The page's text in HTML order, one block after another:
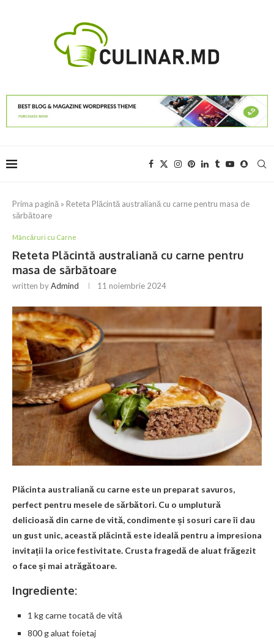
Prima pagină » Reteta Plăcintă australiană cu carne pentru masa de
sărbătoare
Mâncăruri cu Carne
Reteta Plăcintă australiană cu carne pentru
masa de sărbătoare
written byAdmind 11 noiembrie 2024
Plăcinta australiană cu carne este un preparat savuros,
perfect pentru mesele de sărbători. Cu o umplutură
delicioasă din carne de vită, condimente și sosuri care îi dau
un gust unic, această plăcintă este ideală pentru a impresiona
invitații la orice festivitate. Crusta fragedă de aluat frăgezit
o face și mai atrăgătoare.
Ingrediente:
1 kg carne tocată de vită
800 g aluat foietaj